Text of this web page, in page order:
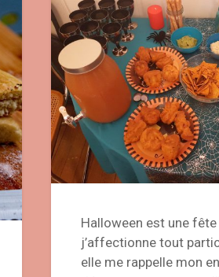
Halloween est une
j’affectionne tout
elle me rappelle mon